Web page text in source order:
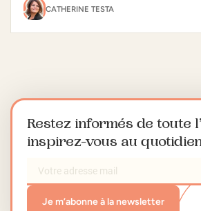
CATHERINE TESTA
Restez informés de toute
inspirez-vous au
Je m’abonne à la newsletter